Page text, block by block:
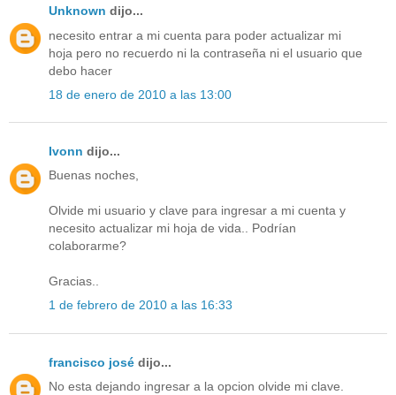
Unknown dijo...
necesito entrar a mi cuenta para poder actualizar mi
hoja pero no recuerdo ni la contraseña ni el usuario que
debo hacer
18 de enero de 2010 a las 13:00
Ivonn dijo...
Buenas noches,
Olvide mi usuario y clave para ingresar a mi cuenta y
necesito actualizar mi hoja de vida.. Podrían
colaborarme?
Gracias..
1 de febrero de 2010 a las 16:33
francisco josé dijo...
No esta dejando ingresar a la opcion olvide mi clave.